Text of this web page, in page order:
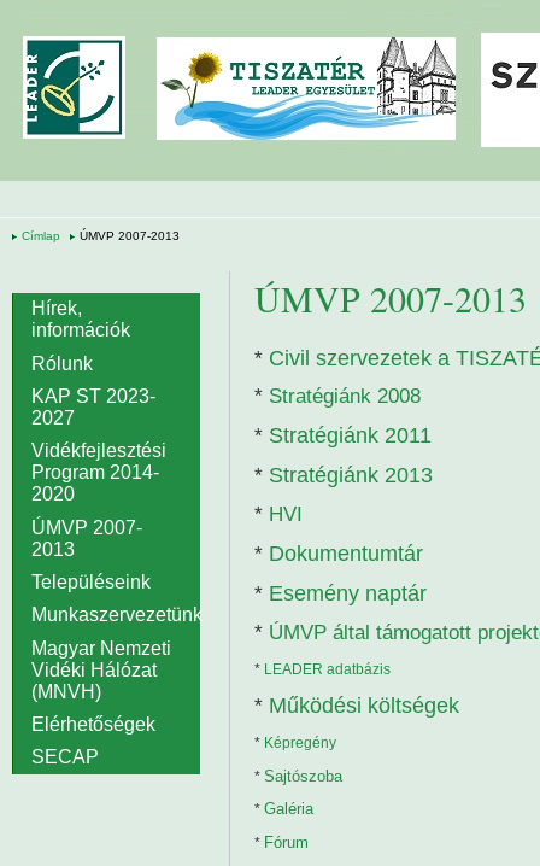
Címlap ÚMVP 2007-2013
ÚMVP 2007-2013
* Civil szervezetek a
* Stratégiánk 2008
* Stratégiánk 2011
* Stratégiánk 2013
* HVI
* Dokumentumtár
* Esemény naptár
* ÚMVP által támogatott
* LEADER adatbázis
* Működési költségek
* Képregény
* Sajtószoba
* Galéria
* Fórum
Hírek,
információk
Rólunk
KAP ST 2023-
2027
Vidékfejlesztési
Program 2014-
2020
ÚMVP 2007-
2013
Településeink
Munkaszervezetünk
Magyar Nemzeti
Vidéki Hálózat
(MNVH)
Elérhetőségek
SECAP